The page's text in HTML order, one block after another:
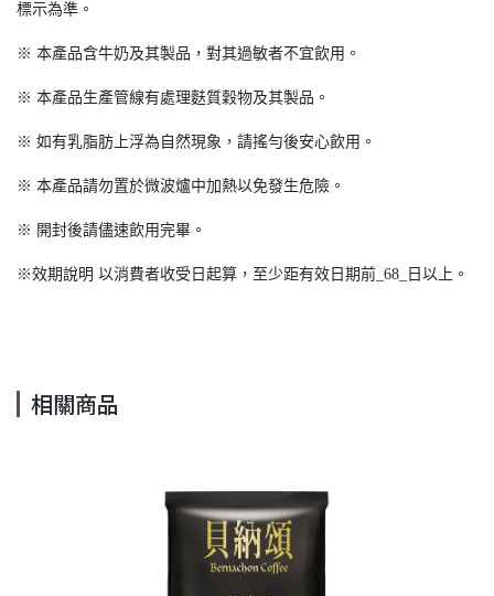
標示為準 。
※ 本產品含牛奶及其製品，對其過敏者不宜飲用。
※ 本產品生產管線有處理麩質穀物及其製品。
※ 如有乳脂肪上浮為自然現象，請搖勻後安心飲用。
※ 本產品請勿置於微波爐中加熱以免發生危險 。
※ 開封後請儘速飲用完畢 。
※效期說明 以消費者收受日起算，至少距有效日期前_68_日以上。
相關商品